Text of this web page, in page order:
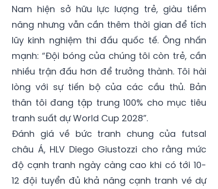
Nam hiện sở hữu lực lượng trẻ, giàu tiềm
năng nhưng vẫn cần thêm thời gian để tích
lũy kinh nghiệm thi đấu quốc tế. Ông nhấn
mạnh: “Đội bóng của chúng tôi còn trẻ, cần
nhiều trận đấu hơn để trưởng thành. Tôi hài
lòng với sự tiến bộ của các cầu thủ. Bản
thân tôi đang tập trung 100% cho mục tiêu
tranh suất dự World Cup 2028”.
Đánh giá về bức tranh chung của futsal
châu Á, HLV Diego Giustozzi cho rằng mức
độ cạnh tranh ngày càng cao khi có tới 10-
12 đội tuyển đủ khả năng cạnh tranh vé dự